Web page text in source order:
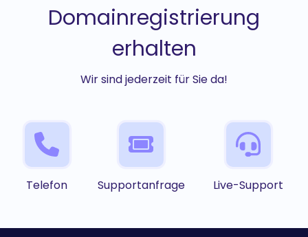
Domainregistrierung
erhalten
Wir sind jederzeit für Sie da!
Telefon Supportanfrage Live-Support